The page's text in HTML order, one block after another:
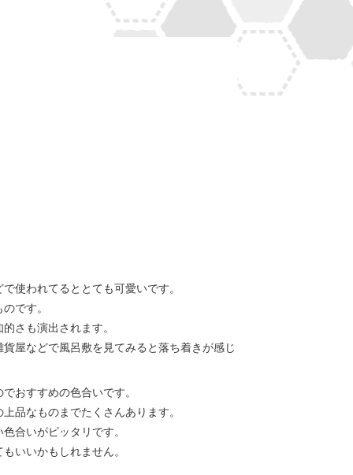
使われてるととても可愛いです。
です。
さも演出されます。
屋などで風呂敷を見てみると落ち着きが感じ
おすすめの色合いです。
品なものまでたくさんあります。
合いがピッタリです。
いいかもしれません。